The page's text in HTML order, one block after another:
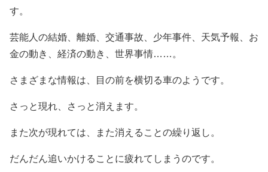
す。
芸能人の結婚、離婚、交通事故、少年事件、天気予報、お
金の動き、経済の動き、世界事情……。
さまざまな情報は、目の前を横切る車のようです。
さっと現れ、さっと消えます。
また次が現れては、また消えることの繰り返し。
だんだん追いかけることに疲れてしまうのです。